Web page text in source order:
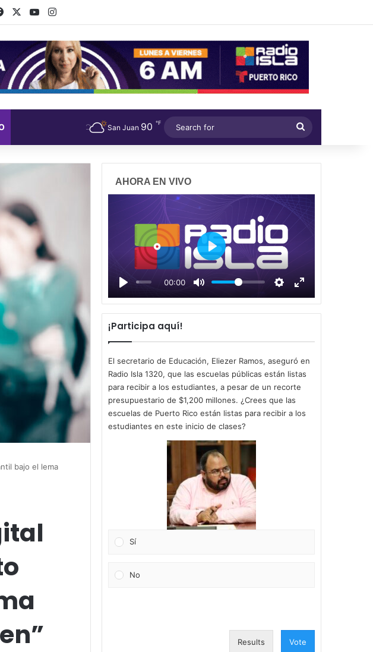
FacebookYouTubeInstagram
San Juan 90 ℉
for
bajo el lema
AHORA EN VIVO
00:00
P
l
a
y
¡Participa aquí!
El secretario de Educación, Eliezer Ramos, aseguró en
Radio Isla 1320, que las escuelas públicas están listas
para recibir a los estudiantes, a pesar de un recorte
presupuestario de $1,200 millones. ¿Crees que las
escuelas de Puerto Rico están listas para recibir a los
estudiantes en este inicio de clases?
Sí
No
Results Vote